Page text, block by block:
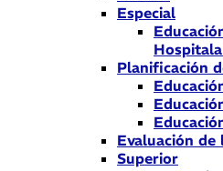
Especial
Planificación
Evaluación de
Superior